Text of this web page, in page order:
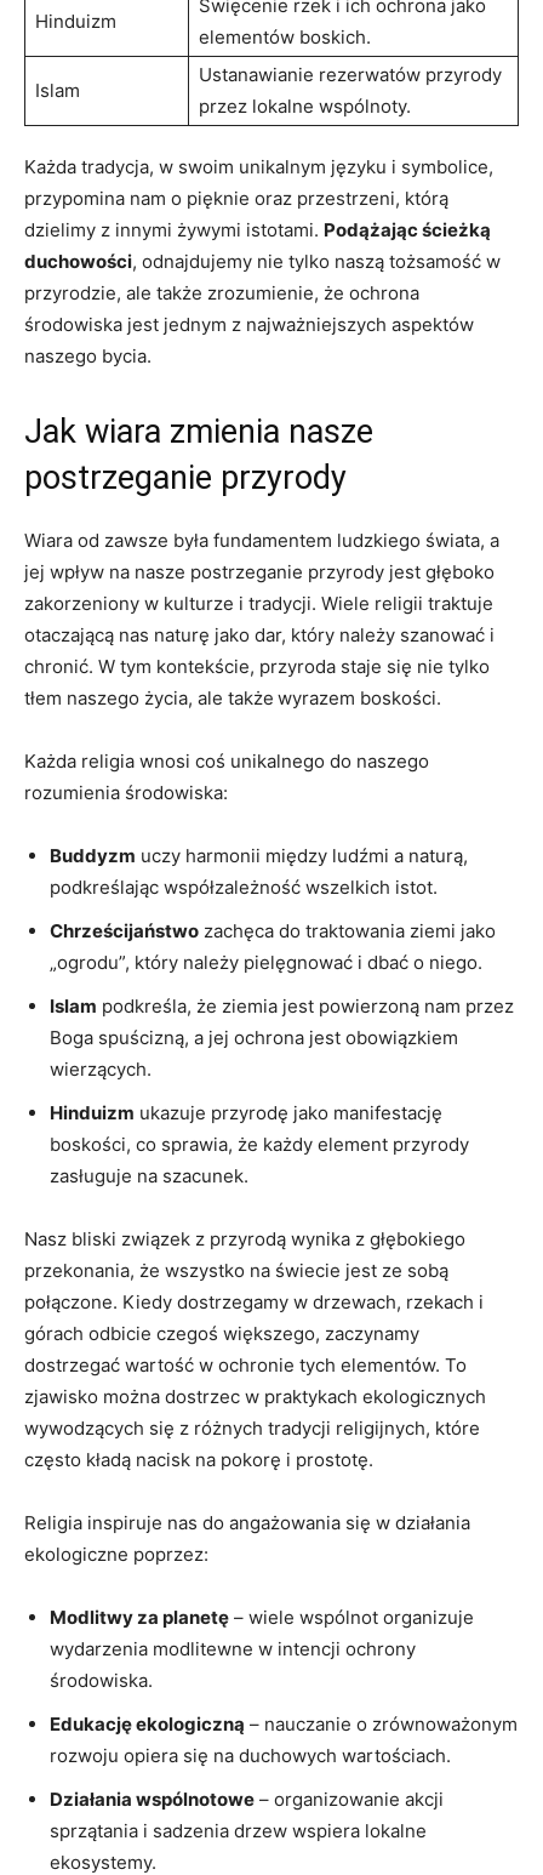
Hinduizm
Święcenie rzek i ich ochrona jako
elementów boskich.
Islam
Ustanawianie rezerwatów przyrody
‌przez lokalne wspólnoty.
Każda tradycja, w ‌swoim unikalnym języku i symbolice,
⁣przypomina nam o pięknie oraz przestrzeni, którą
dzielimy z innymi żywymi istotami. Podążając ścieżką
duchowości, odnajdujemy nie tylko naszą tożsamość w
przyrodzie, ale także zrozumienie, że ochrona
środowiska jest jednym z najważniejszych aspektów
naszego bycia.
Jak wiara zmienia nasze
postrzeganie przyrody
Wiara od zawsze była fundamentem ludzkiego świata,​ a
jej wpływ na nasze postrzeganie przyrody jest głęboko
zakorzeniony w kulturze​ i tradycji. Wiele religii traktuje
otaczającą nas naturę jako dar, który należy szanować i
chronić. W tym ‍kontekście, przyroda staje się nie tylko
tłem naszego życia, ale także wyrazem boskości.
Każda religia wnosi coś unikalnego do naszego
rozumienia środowiska:
Buddyzm uczy harmonii między ludźmi ‌a ​naturą,
podkreślając współzależność wszelkich ⁤istot.
Chrześcijaństwo ‌zachęca do traktowania ziemi jako
„ogrodu”, który należy pielęgnować i dbać o niego.
Islam podkreśla, że ziemia jest powierzoną nam przez
Boga spuścizną, a jej ochrona jest obowiązkiem
wierzących.
Hinduizm ukazuje przyrodę jako manifestację
boskości, co sprawia, że każdy⁤ element przyrody
zasługuje na szacunek.
Nasz bliski związek z przyrodą wynika z głębokiego
przekonania, że wszystko ⁣na świecie jest ze sobą
połączone. Kiedy dostrzegamy w drzewach, rzekach i
górach odbicie czegoś większego, ​zaczynamy​
dostrzegać wartość w ochronie tych elementów. To
zjawisko można dostrzec⁢ w praktykach ekologicznych
wywodzących się z różnych tradycji religijnych,‍ które
⁣często kładą‌ nacisk na pokorę i prostotę.
Religia inspiruje nas do angażowania się w działania
ekologiczne poprzez:
Modlitwy za planetę – wiele wspólnot organizuje
wydarzenia ‌modlitewne w intencji ochrony
środowiska.
Edukację ekologiczną ‍– nauczanie o zrównoważonym
rozwoju opiera się na duchowych wartościach.
Działania wspólnotowe – organizowanie akcji
sprzątania i ⁤sadzenia drzew wspiera lokalne
ekosystemy.